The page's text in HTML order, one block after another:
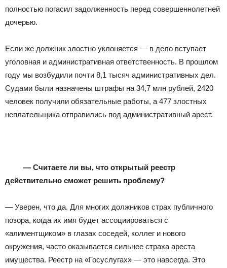
полностью погасил задолженность перед совершеннолетней
дочерью.
Если же должник злостно уклоняется — в дело вступает
уголовная и административная ответственность. В прошлом
году мы возбудили почти 8,1 тысяч административных дел.
Судами были назначены штрафы на 34,7 млн рублей, 2420
человек получили обязательные работы, а 477 злостных
неплательщика отправились под административный арест.
— Считаете ли вы, что открытый реестр
действительно сможет решить проблему?
— Уверен, что да. Для многих должников страх публичного
позора, когда их имя будет ассоциироваться с
«алиментщиком» в глазах соседей, коллег и нового
окружения, часто оказывается сильнее страха ареста
имущества. Реестр на «Госуслугах» — это навсегда. Это